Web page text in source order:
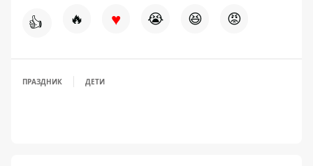
👍 🔥 ♥ 😭 😆 😡
ПРАЗДНИК ДЕТИ